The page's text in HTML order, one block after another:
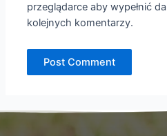
przeglądarce aby wypełnić
kolejnych komentarzy.